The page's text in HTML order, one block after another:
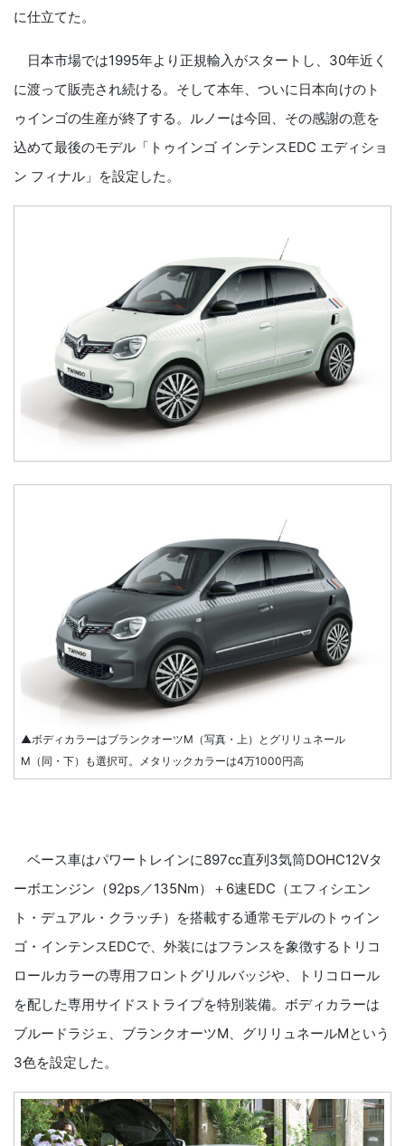
に仕立てた。
日本市場では1995年より正規輸入がスタートし、30年近く
に渡って販売され続ける。そして本年、ついに日本向けのト
ゥインゴの生産が終了する。ルノーは今回、その感謝の意を
込めて最後のモデル「トゥインゴ インテンスEDC エディショ
ン フィナル」を設定した。
▲ボディカラーはブランクオーツM（写真・上）とグリリュネール
M（同・下）も選択可。メタリックカラーは4万1000円高
ベース車はパワートレインに897cc直列3気筒DOHC12Vタ
ーボエンジン（92ps／135Nm）＋6速EDC（エフィシエン
ト・デュアル・クラッチ）を搭載する通常モデルのトゥイン
ゴ・インテンスEDCで、外装にはフランスを象徴するトリコ
ロールカラーの専用フロントグリルバッジや、トリコロール
を配した専用サイドストライプを特別装備。ボディカラーは
ブルードラジェ、ブランクオーツM、グリリュネールMという
3色を設定した。